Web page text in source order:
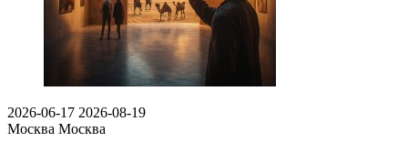
2026-06-17 2026-08-19
Москва Москва